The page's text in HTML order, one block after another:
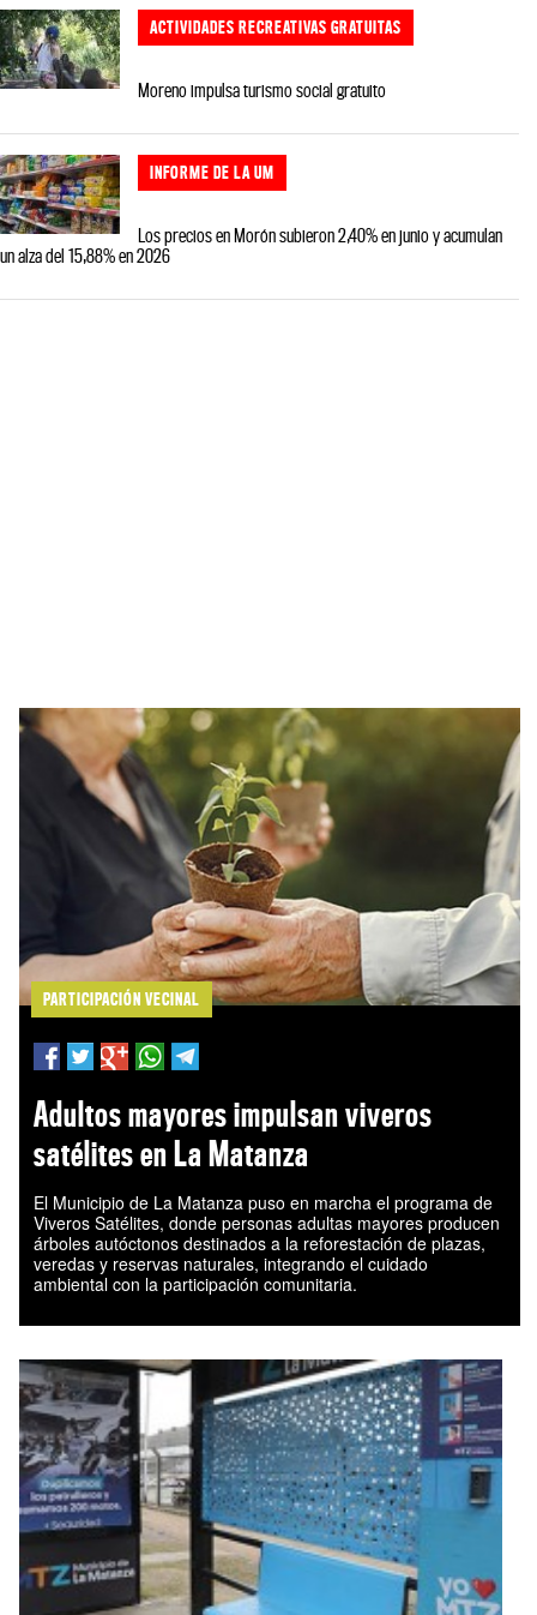
ACTIVIDADES RECREATIVAS GRATUITAS
Moreno impulsa turismo social gratuito
INFORME DE LA UM
Los precios en Morón subieron 2,40% en junio y acumulan
un alza del 15,88% en 2026